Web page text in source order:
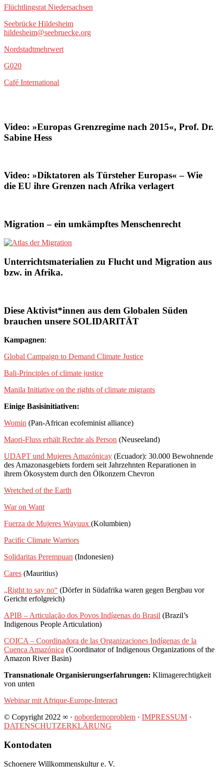
Flüchtlingsrat Niedersachsen
Seebrücke Hildesheim
hildesheim@seebruecke.org
Nordstadtmehrwert
G020
Café International
Video: »Europas Grenzregime nach 2015«, Prof. Dr.
Sabine Hess
Video: »Diktatoren als Türsteher Europas« – Wie
die EU ihre Grenzen nach Afrika verlagert
Migration – ein umkämpftes Menschenrecht
Unterrichtsmaterialien zu Flucht und Migration aus
bzw. in Afrika.
Diese Aktivist*innen aus dem Globalen Süden
brauchen unsere SOLIDARITÄT
Kampagnen:
Global Campaign to Demand Climate Justice
Bali-Principles of climate justice
Manila Initiative on the rights of climate migrants
Einige Basisinitiativen:
Womin (Pan-African ecofeminist alliance)
Maori-Fluss erhält Rechte als Person (Neuseeland)
UDAPT und Mujeres Amazónicay (Ecuador): 30.000 Bewohnende
des Amazonasgebiets fordern seit Jahrzehnten Reparationen in
ihrem Ökosystem durch den Ölkonzern Chevron
Wretched of the Earth
War on Want
Fuerza de Mujeres Wayuux (Kolumbien)
Pacific Climate Warriors
Solidaritas Perempuan (Indonesien)
Cares (Mauritius)
„Right to say no“ (Dörfer in Südafrika waren gegen Bergbau vor
Gericht erfolgreich)
APIB – Articulação dos Povos Indígenas do Brasil (Brazil’s
Indigenous People Articulation)
COICA – Coordinadora de las Organizaciones Indígenas de la
Cuenca Amazónica (Coordinator of Indigenous Organizations of the
Amazon River Basin)
Transnationale Organisierungserfahrungen: Klimagerechtigkeit
von unten
Webinar mit Afrique-Europe-Interact
© Copyright 2022 ∞ · nobordernoproblem · IMPRESSUM ·
DATENSCHUTZERKLÄRUNG
Kontodaten
Schoenere Willkommenskultur e. V.